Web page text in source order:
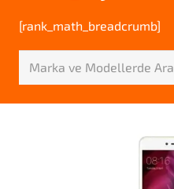
[rank_math_breadcrumb]